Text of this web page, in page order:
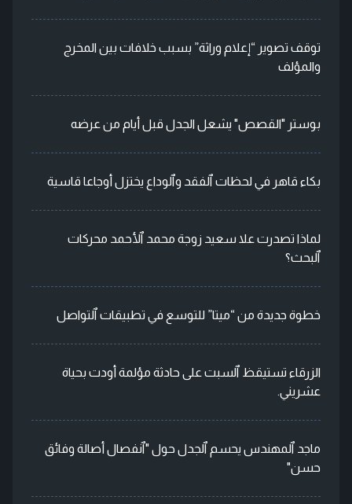
توقف تصوير “إعلام وراثة” بسبب خلافات بين المخرج
والمؤلف
بوستر "القصص" يشعل الجدل قبل أيام من عرضه
بكاء قاهر في لحظات ٱلفقد وٱلوداع يختزل أوجاعا قاسية
لماذا تصدرت علا سعيد زوجة محمد ٱلأحمد محركات
ٱلبحث؟
خطوة جديدة من “ميتا” للتوسع في تطبيقات ٱلتواصل
الزرقاء تستيقظ ٱلسبت على حادثة مؤلمة أودت بحياة
عشريني.
ماجد ٱلمهندس يحسم ٱلجدل حول "ٱنفصال أصالة وفائق
حسن"